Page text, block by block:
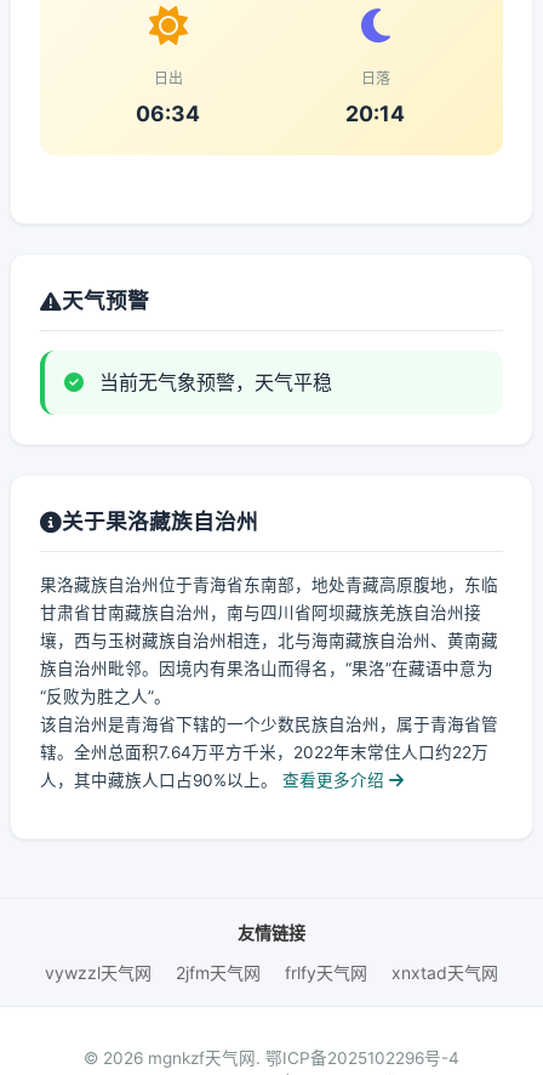
日出
06:34
日落
20:14
天气预警
当前无气象预警，天气平稳
关于果洛藏族自治州
果洛藏族自治州位于青海省东南部，地处青藏高原腹地，东临
甘肃省甘南藏族自治州，南与四川省阿坝藏族羌族自治州接
壤，西与玉树藏族自治州相连，北与海南藏族自治州、黄南藏
族自治州毗邻。因境内有果洛山而得名，“果洛”在藏语中意为
“反败为胜之人”。
该自治州是青海省下辖的一个少数民族自治州，属于青海省管
辖。全州总面积7.64万平方千米，2022年末常住人口约22万
人，其中藏族人口占90%以上。
查看更多介绍
友情链接
vywzzl天气网
2jfm天气网 frlfy天气网 xnxtad天气网
© 2026 mgnkzf天气网. 鄂ICP备2025102296号-4